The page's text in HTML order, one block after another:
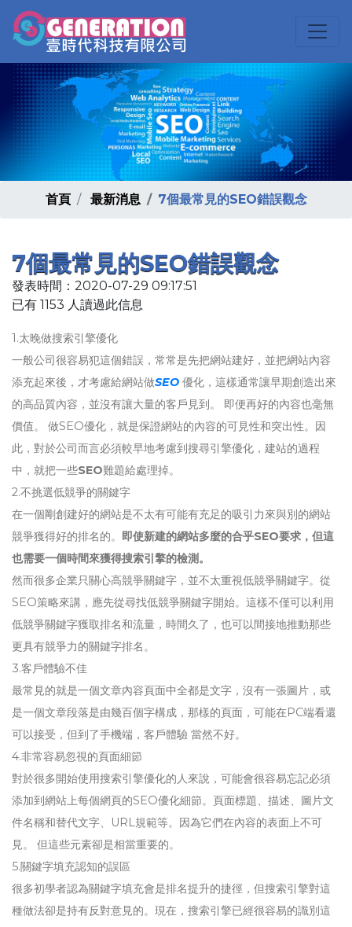
首頁 最新消息 7個最常見的SEO錯誤觀念
7個最常見的SEO錯誤觀念
發表時間：2020-07-29 09:17:51
已有 1153 人讀過此信息
1.太晚做搜索引擎優化
一般公司很容易犯這個錯誤，常常是先把網站建好，並把網站內容
添充起來後，才考慮給網站做SEO 優化，這樣通常讓早期創造出來
的高品質內容，並沒有讓大量的客戶見到。 即便再好的內容也毫無
價值。 做SEO優化，就是保證網站的內容的可見性和突出性。因
此，對於公司而言必須較早地考慮到搜尋引擎優化，建站的過程
中，就把一些SEO難題給處理掉。
2.不挑選低競爭的關鍵字
在一個剛創建好的網站是不太有可能有充足的吸引力來與別的網站
競爭獲得好的排名的。 即使新建的網站多麼的合乎SEO要求，但這
也需要一個時間來獲得搜索引擎的檢測。
然而很多企業只關心高競爭關鍵字，並不太重視低競爭關鍵字。從
SEO策略來講，應先從尋找低競爭關鍵字開始。這樣不僅可以利用
低競爭關鍵字獲取排名和流量，時間久了，也可以間接地推動那些
更具有競爭力的關鍵字排名。
3.客戶體驗不佳
最常見的就是一個文章內容頁面中全都是文字，沒有一張圖片，或
是一個文章段落是由幾百個字構成，那樣的頁面，可能在PC端看還
可以接受，但到了手機端，客戶體驗 當然不好。
4.非常容易忽視的頁面細節
對於很多開始使用搜索引擎優化的人來說，可能會很容易忘記必須
添加到網站上每個網頁的SEO優化細節。頁面標題、描述、圖片文
件名稱和替代文字、URL規範等。因為它們在內容的表面上不可
見。 但這些元素卻是相當重要的。
5.關鍵字填充認知的誤區
很多初學者認為關鍵字填充會是排名提升的捷徑，但搜索引擎對這
種做法卻是持有反對意見的。現在，搜索引擎已經很容易的識別這